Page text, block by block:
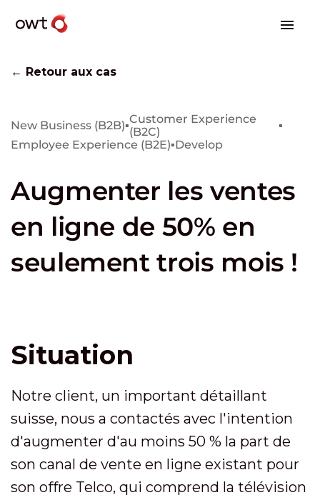
← Retour aux cas
New Business (B2B)▪Customer Experience
(B2C)
▪
Employee Experience (B2E)▪Develop
Augmenter les ventes
en ligne de 50% en
seulement trois mois !
Situation
Notre client, un important détaillant
suisse, nous a contactés avec l'intention
d'augmenter d'au moins 50 % la part de
son canal de vente en ligne existant pour
son offre Telco, qui comprend la télévision